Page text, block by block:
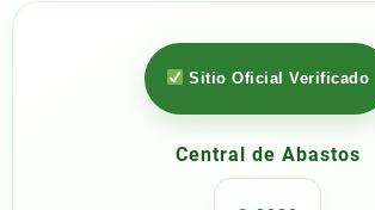
Sitio Oficial Verificado
Central de Abastos